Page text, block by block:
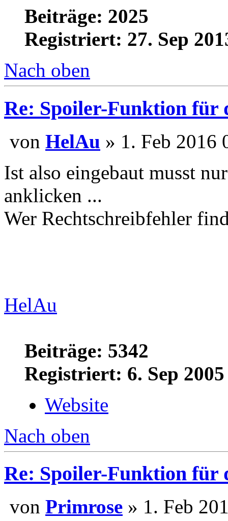
Beiträge: 2025
Registriert: 27. Sep
Nach oben
Re: Spoiler-Funktion für
vonHelAu
Ist also eingebaut musst
anklicken ...
HelAu
Beiträge: 5342
Registriert: 6. Sep
Website
Nach oben
Re: Spoiler-Funktion für
vonPrimrose» 1. Feb